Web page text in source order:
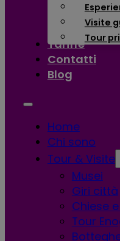
Visite
Tour
Tariffe
Contatti
Blog
Home
Chi sono
Tour & Visite
Musei
Giri città
Chiese
Tour